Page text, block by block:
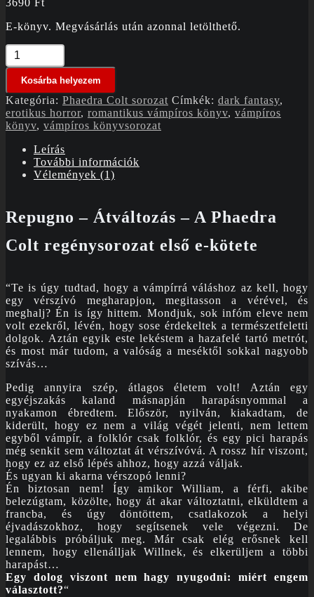
E-könyv. Megvásárlás után azonnal letölthető.
Repugno
-
Átváltozás
(Phaedra
Colt
sorozat,
I.
mennyiség
Kosárba helyezem
Kategória: Phaedra Colt sorozat Címkék: dark fantasy,
erotikus horror, romantikus vámpíros könyv, vámpíros
könyv, vámpíros könyvsorozat
Leírás
További információk
Vélemények (1)
Repugno – Átváltozás – A Phaedra
Colt regénysorozat első e-kötete
“Te is úgy tudtad, hogy a vámpírrá váláshoz az kell, hogy
egy vérszívó megharapjon, megitasson a vérével, és
meghalj? Én is így hittem. Mondjuk, sok infóm eleve nem
volt ezekről, lévén, hogy sose érdekeltek a természetfeletti
dolgok. Aztán egyik este lekéstem a hazafelé tartó metrót,
és most már tudom, a valóság a meséktől sokkal nagyobb
szívás…
Pedig annyira szép, átlagos életem volt! Aztán egy
egyéjszakás kaland másnapján harapásnyommal a
nyakamon ébredtem. Először, nyilván, kiakadtam, de
kiderült, hogy ez nem a világ végét jelenti, nem lettem
egyből vámpír, a folklór csak folklór, és egy pici harapás
még senkit sem változtat át vérszívóvá. A rossz hír viszont,
hogy ez az első lépés ahhoz, hogy azzá váljak.
És ugyan ki akarna vérszopó lenni?
Én biztosan nem! Így amikor William, a férfi, akibe
belezúgtam, közölte, hogy át akar változtatni, elküldtem a
francba, és úgy döntöttem, csatlakozok a helyi
éjvadászokhoz, hogy segítsenek vele végezni. De
legalábbis próbáljuk meg. Már csak elég erősnek kell
lennem, hogy ellenálljak Willnek, és elkerüljem a többi
harapást…
Egy dolog viszont nem hagy nyugodni: miért engem
választott?“